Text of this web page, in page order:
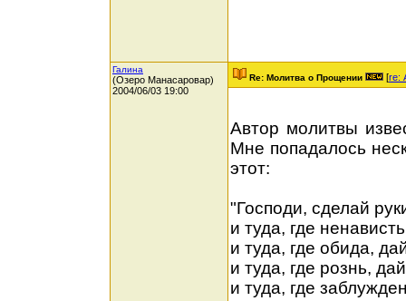
Галина
(Озеро Манасаровар)
2004/06/03 19:00
Re: Молитва о Прощении [re:
Автор молитвы
Мне попадалось
этот:
"Господи, сделай
и туда, где
и туда, где обида,
и туда, где рознь,
и туда, где